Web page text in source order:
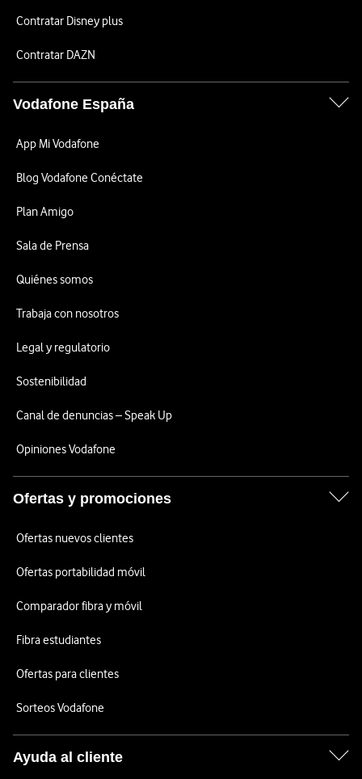
Contratar Disney plus
Contratar DAZN
Vodafone España
App Mi Vodafone
Blog Vodafone Conéctate
Plan Amigo
Sala de Prensa
Quiénes somos
Trabaja con nosotros
Legal y regulatorio
Sostenibilidad
Canal de denuncias – Speak Up
Opiniones Vodafone
Ofertas y promociones
Ofertas nuevos clientes
Ofertas portabilidad móvil
Comparador fibra y móvil
Fibra estudiantes
Ofertas para clientes
Sorteos Vodafone
Ayuda al cliente